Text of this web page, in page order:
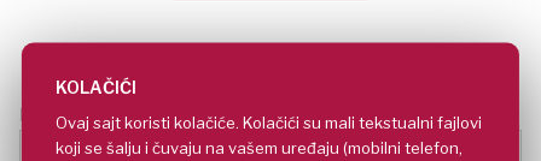
Ime i prezime*
KOLAČIĆI
Ovaj sajt koristi kolačiće. Kolačići su mali tekstualni fajlovi
koji se šalju i čuvaju na vašem uređaju (mobilni telefon,